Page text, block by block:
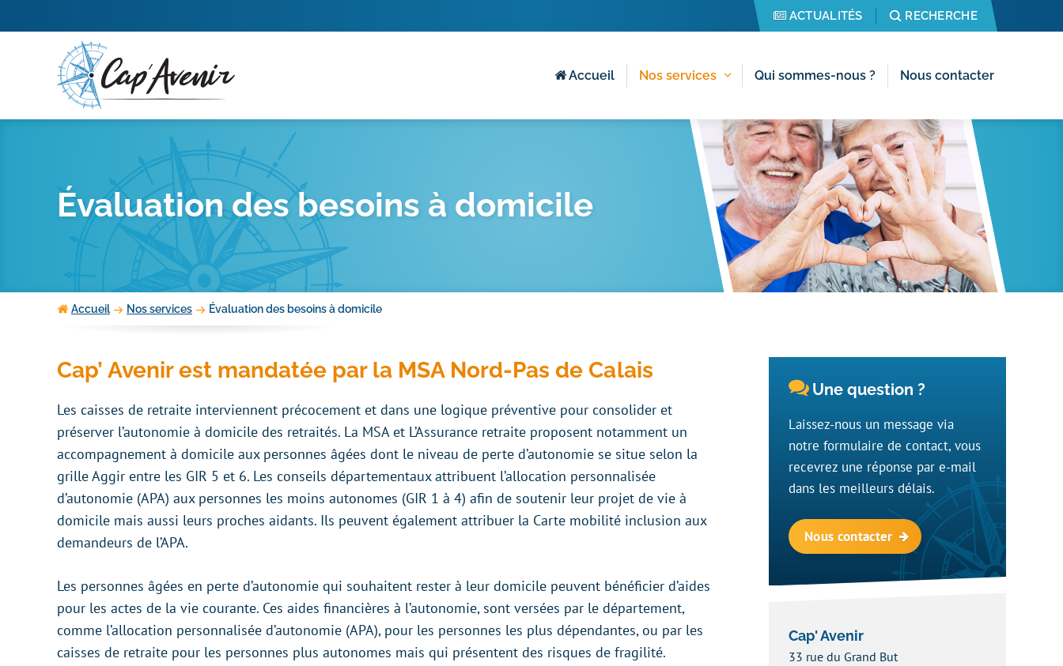
au
ACTUALITÉS RECHERCHE
Accueil Nos services Qui sommes-nous ? Nous contacter
Évaluation des besoins à domicile
Accueil Nos services Évaluation des besoins à domicile
Cap’ Avenir est mandatée par la MSA Nord-Pas de Calais
Les caisses de retraite interviennent précocement et dans une logique préventive pour consolider et
préserver l’autonomie à domicile des retraités. La MSA et L’Assurance retraite proposent notamment un
accompagnement à domicile aux personnes âgées dont le niveau de perte d’autonomie se situe selon la
grille Aggir entre les GIR 5 et 6. Les conseils départementaux attribuent l’allocation personnalisée
d’autonomie (APA) aux personnes les moins autonomes (GIR 1 à 4) afin de soutenir leur projet de vie à
domicile mais aussi leurs proches aidants. Ils peuvent également attribuer la Carte mobilité inclusion aux
demandeurs de l’APA.
Les personnes âgées en perte d’autonomie qui souhaitent rester à leur domicile peuvent bénéficier d’aides
pour les actes de la vie courante. Ces aides financières à l’autonomie, sont versées par le département,
comme l’allocation personnalisée d’autonomie (APA), pour les personnes les plus dépendantes, ou par les
caisses de retraite pour les personnes plus autonomes mais qui présentent des risques de fragilité.
Une question ?
Laissez-nous un message via
notre formulaire de contact, vous
recevrez une réponse par e-mail
dans les meilleurs délais.
Nous contacter
Cap' Avenir
33 rue du Grand But